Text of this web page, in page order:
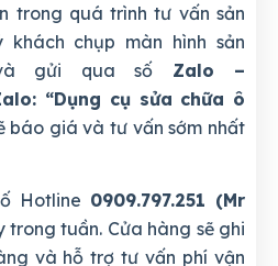
trong quá trình tư vấn sản
khách chụp màn hình sản
gửi qua số Zalo –
“Dụng cụ sửa chữa ô
báo giá và tư vấn sớm nhất
Hotline 0909.797.251 (Mr
tuần. Cửa hàng sẽ ghi
và hỗ trợ tư vấn phí vận